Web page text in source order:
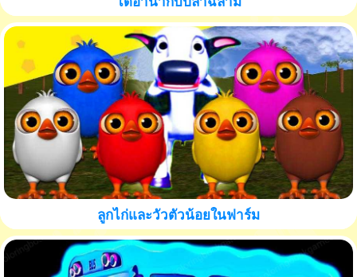
ลูกไก่และวัวตัวน้อยในฟาร์ม